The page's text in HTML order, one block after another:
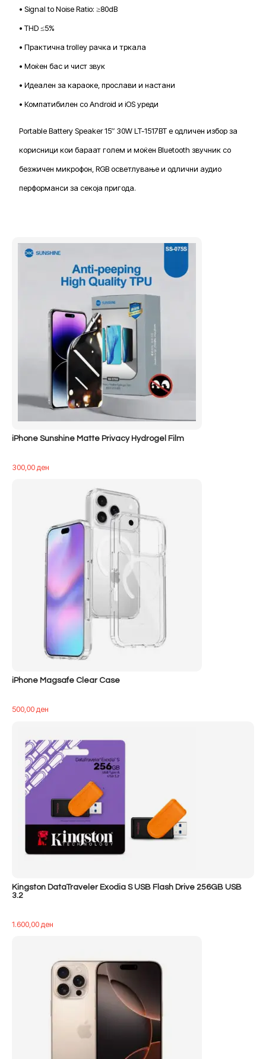
• Signal to Noise Ratio: ≥80dB
• THD ≤5%
• Практична trolley рачка и тркала
• Моќен бас и чист звук
• Идеален за караоке, прослави и настани
• Компатибилен со Android и iOS уреди
Portable Battery Speaker 15″ 30W LT-1517BT е одличен избор за
корисници кои бараат голем и моќен Bluetooth звучник со
безжичен микрофон, RGB осветлување и одлични аудио
перформанси за секоја пригода.
iPhone Sunshine Matte Privacy Hydrogel Film
300,00ден
iPhone Magsafe Clear Case
500,00ден
Kingston DataTraveler Exodia S USB Flash Drive 256GB USB
3.2
1.600,00ден